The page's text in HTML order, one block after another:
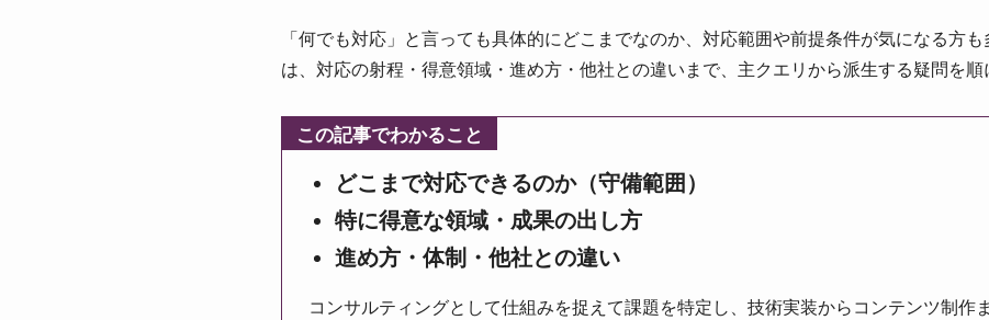
「何でも対応」と言っても具体的にどこまでなのか、対応範囲や前提条件が気になる方
は、対応の射程・得意領域・進め方・他社との違いまで、主クエリから派生する疑問を順
この記事でわかること
どこまで対応できるのか（守備範囲）
特に得意な領域・成果の出し方
進め方・体制・他社との違い
コンサルティングとして仕組みを捉えて課題を特定し、技術実装からコンテンツ制作